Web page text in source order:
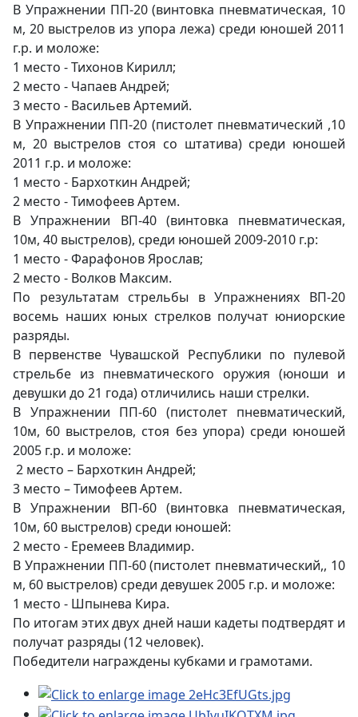
В Упражнении ПП-20 (винтовка пневматическая, 10
м, 20 выстрелов из упора лежа) среди юношей 2011
г.р. и моложе:
1 место - Тихонов Кирилл;
2 место - Чапаев Андрей;
3 место - Васильев Артемий.
В Упражнении ПП-20 (пистолет пневматический ,10
м, 20 выстрелов стоя со штатива) среди юношей
2011 г.р. и моложе:
1 место - Бархоткин Андрей;
2 место - Тимофеев Артем.
В Упражнении ВП-40 (винтовка пневматическая,
10м, 40 выстрелов), среди юношей 2009-2010 г.р:
1 место - Фарафонов Ярослав;
2 место - Волков Максим.
По результатам стрельбы в Упражнениях ВП-20
восемь наших юных стрелков получат юниорские
разряды.
В первенстве Чувашской Республики по пулевой
стрельбе из пневматического оружия (юноши и
девушки до 21 года) отличились наши стрелки.
В Упражнении ПП-60 (пистолет пневматический,
10м, 60 выстрелов, стоя без упора) среди юношей
2005 г.р. и моложе:
2 место – Бархоткин Андрей;
3 место – Тимофеев Артем.
В Упражнении ВП-60 (винтовка пневматическая,
10м, 60 выстрелов) среди юношей:
2 место - Еремеев Владимир.
В Упражнении ПП-60 (пистолет пневматический,, 10
м, 60 выстрелов) среди девушек 2005 г.р. и моложе:
1 место - Шпынева Кира.
По итогам этих двух дней наши кадеты подтвердят и
получат разряды (12 человек).
Победители награждены кубками и грамотами.